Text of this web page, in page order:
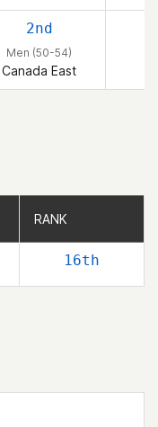
2nd
Men (50-54)
Canada East
RANK
16th
RANK